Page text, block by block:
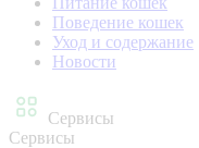
Поведение кошек
Уход и содержание
Новости
Сервисы
Сервисы